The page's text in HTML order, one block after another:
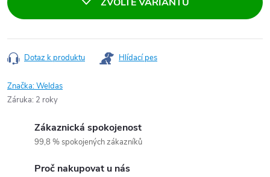
Dotaz k produktu Hlídací pes
Značka:Weldas
Záruka: 2 roky
Zákaznická spokojenost
99,8 % spokojených zákazníků
Proč nakupovat u nás